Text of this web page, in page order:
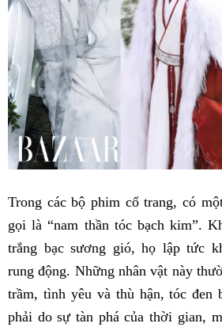
Trong các bộ phim cổ trang, có
gọi là “nam thần tóc bạch kim”.
trắng bạc sương gió, họ lập tức
rung động. Những nhân vật này
trầm, tình yêu và thù hận, tóc đen
phải do sự tàn phá của thời gian,